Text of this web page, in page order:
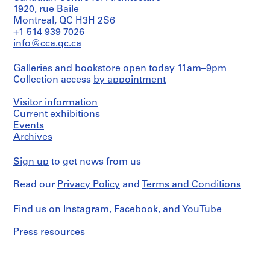
e
n
o
r
,
4
-
2
o
t
b
e
9
AP066.S5.D2
6
AP066.S5.D4
9
8
6
AP066.S5.D5
o
s
s
i
r
s
p
e
r
s
n
e
s
1
1920, rue Baile
Montreal, QC H3H 2S6
+1 514 939 7026
info@cca.qc.ca
Galleries and bookstore open today 11am–9pm
Collection access by appointment
Visitor information
Current exhibitions
Events
Archives
Sign up to get news from us
Read our Privacy Policy and Terms and Conditions
Find us on Instagram, Facebook, and YouTube
Press resources